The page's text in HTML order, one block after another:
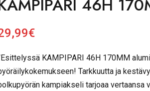
46H
€
KAMPIPARI 46H 170MM
Tarkkuutta ja
kampiakseli tarjoaa vertaansa